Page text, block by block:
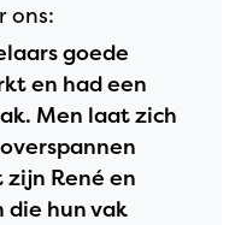
ons:
goede
en had een
Men laat zich
René en
die hun vak